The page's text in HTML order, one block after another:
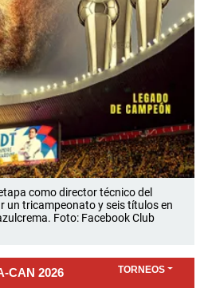
como director técnico del
un tricampeonato y seis títulos en
Foto: Facebook Club